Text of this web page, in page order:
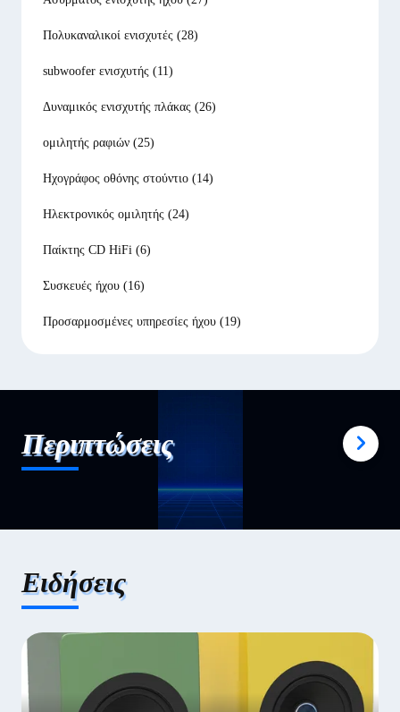
Πολυκαναλικοί ενισχυτές (28)
subwoofer ενισχυτής (11)
Δυναμικός ενισχυτής πλάκας (26)
ομιλητής ραφιών (25)
Ηχογράφος οθόνης στούντιο (14)
Ηλεκτρονικός ομιλητής (24)
Παίκτης CD HiFi (6)
Συσκευές ήχου (16)
Προσαρμοσμένες υπηρεσίες ήχου (19)
Περιπτώσεις
Ειδήσεις